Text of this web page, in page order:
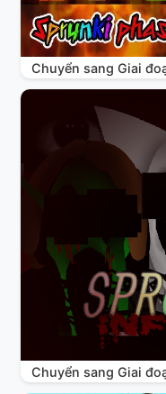
Chuyển sang Giai
Chuyển sang Giai